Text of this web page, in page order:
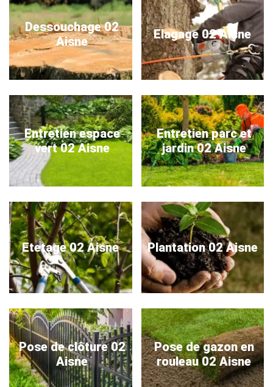
Dessouchage 02
Aisne
Elagage 02 Aisne
Entretien espace
vert 02 Aisne
Entretien parc et
jardin 02 Aisne
Etetage 02 Aisne Plantation 02 Aisne
Pose de clôture 02
Aisne
Pose de gazon en
rouleau 02 Aisne